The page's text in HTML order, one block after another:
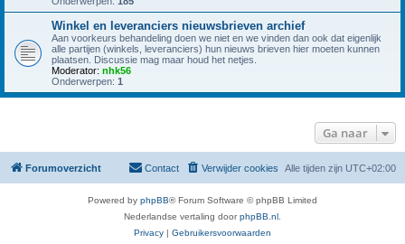
Winkel en leveranciers nieuwsbrieven archief
Aan voorkeurs behandeling doen we niet en we vinden dan ook dat eigenlijk
alle partijen (winkels, leveranciers) hun nieuws brieven hier moeten kunnen
plaatsen. Discussie mag maar houd het netjes.
Moderator: nhk56
Onderwerpen: 1
Ga naar
Forumoverzicht Alle tijden zijn UTC+02:00
Verwijder cookies
Contact
Powered by phpBB® Forum Software © phpBB Limited
Nederlandse vertaling doorphpBB.nl
Privacy | Gebruikersvoorwaarden